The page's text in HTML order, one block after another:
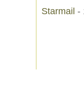
Starmail -